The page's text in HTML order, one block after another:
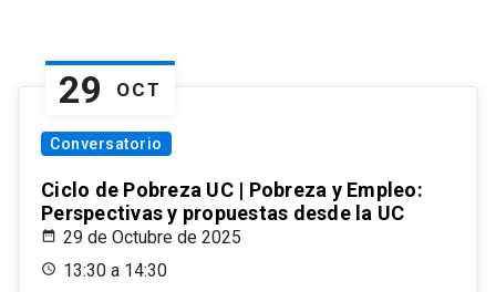
29 OCT
Conversatorio
Ciclo de Pobreza UC | Pobreza y Empleo:
Perspectivas y propuestas desde la UC
29 de Octubre de 2025
13:30 a 14:30